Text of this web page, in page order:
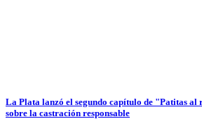
La Plata lanzó el segundo capítulo de "Patitas al
sobre la castración responsable